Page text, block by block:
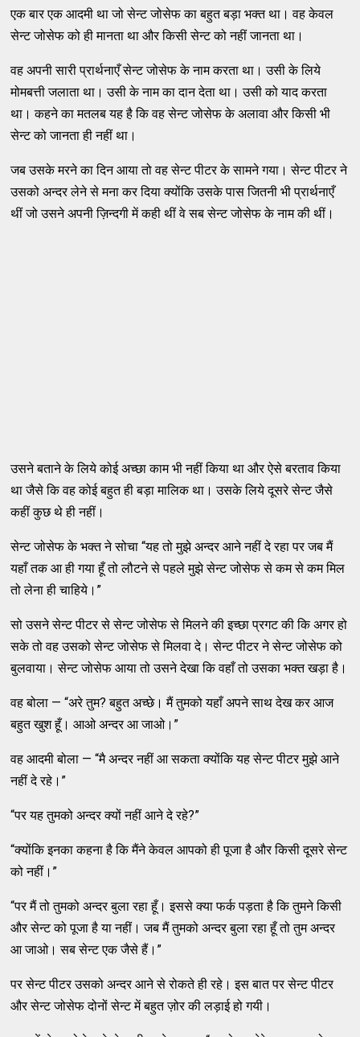
एक बार एक आदमी था जो सेन्ट जोसेफ का बहुत बड़ा भक्त था। वह केवल
सेन्ट जोसेफ को ही मानता था और किसी सेन्ट को नहीं जानता था।
वह अपनी सारी प्रार्थनाएँ सेन्ट जोसेफ के नाम करता था। उसी के लिये
मोमबत्ती जलाता था। उसी के नाम का दान देता था। उसी को याद करता
था। कहने का मतलब यह है कि वह सेन्ट जोसेफ के अलावा और किसी भी
सेन्ट को जानता ही नहीं था।
जब उसके मरने का दिन आया तो वह सेन्ट पीटर के सामने गया। सेन्ट पीटर ने
उसको अन्दर लेने से मना कर दिया क्योंकि उसके पास जितनी भी प्रार्थनाएँ
थीं जो उसने अपनी ज़िन्दगी में कही थीं वे सब सेन्ट जोसेफ के नाम की थीं।
उसने बताने के लिये कोई अच्छा काम भी नहीं किया था और ऐसे बरताव किया
था जैसे कि वह कोई बहुत ही बड़ा मालिक था। उसके लिये दूसरे सेन्ट जैसे
कहीं कुछ थे ही नहीं।
सेन्ट जोसेफ के भक्त ने सोचा “यह तो मुझे अन्दर आने नहीं दे रहा पर जब मैं
यहाँ तक आ ही गया हूँ तो लौटने से पहले मुझे सेन्ट जोसेफ से कम से कम मिल
तो लेना ही चाहिये।”
सो उसने सेन्ट पीटर से सेन्ट जोसेफ से मिलने की इच्छा प्रगट की कि अगर हो
सके तो वह उसको सेन्ट जोसेफ से मिलवा दे। सेन्ट पीटर ने सेन्ट जोसेफ को
बुलवाया। सेन्ट जोसेफ आया तो उसने देखा कि वहाँ तो उसका भक्त खड़ा है।
वह बोला — “अरे तुम? बहुत अच्छे। मैं तुमको यहाँ अपने साथ देख कर आज
बहुत खुश हूँ। आओ अन्दर आ जाओ।”
वह आदमी बोला — “मै अन्दर नहीं आ सकता क्योंकि यह सेन्ट पीटर मुझे आने
नहीं दे रहे।”
“पर यह तुमको अन्दर क्यों नहीं आने दे रहे?”
“क्योंकि इनका कहना है कि मैंने केवल आपको ही पूजा है और किसी दूसरे सेन्ट
को नहीं।”
“पर मैं तो तुमको अन्दर बुला रहा हूँ। इससे क्या फर्क पड़ता है कि तुमने किसी
और सेन्ट को पूजा है या नहीं। जब मैं तुमको अन्दर बुला रहा हूँ तो तुम अन्दर
आ जाओ। सब सेन्ट एक जैसे हैं।”
पर सेन्ट पीटर उसको अन्दर आने से रोकते ही रहे। इस बात पर सेन्ट पीटर
और सेन्ट जोसेफ दोनों सेन्ट में बहुत ज़ोर की लड़ाई हो गयी।